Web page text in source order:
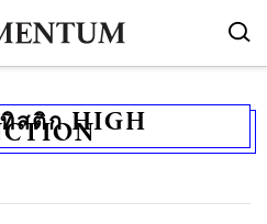
สติก HIGH